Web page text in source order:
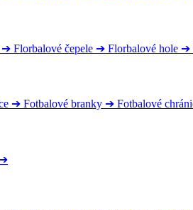
➔ Florbalové čepele ➔ Florbalové hole ➔
➔ Fotbalové branky ➔ Fotbalové
➔